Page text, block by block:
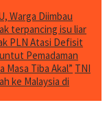
Warga Diimbau
terpancing isu liar
PLN Atasi Defisit
Pemadaman
Masa Tiba Akal” TNI
ke Malaysia di